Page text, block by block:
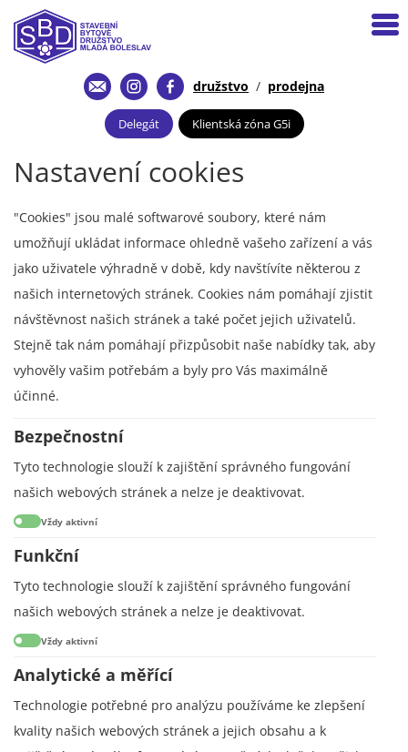
družstvo / prodejna
Delegát Klientská zóna G5i
Nastavení cookies
"Cookies" jsou malé softwarové soubory, které nám
umožňují ukládat informace ohledně vašeho zařízení a vás
jako uživatele výhradně v době, kdy navštívíte některou z
našich internetových stránek. Cookies nám pomáhají zjistit
návštěvnost našich stránek a také počet jejich uživatelů.
Stejně tak nám pomáhají přizpůsobit naše nabídky tak, aby
vyhověly vašim potřebám a byly pro Vás maximálně
účinné.
Bezpečnostní
Tyto technologie slouží k zajištění správného fungování
našich webových stránek a nelze je deaktivovat.
Vždy aktivní
Funkční
Tyto technologie slouží k zajištění správného fungování
našich webových stránek a nelze je deaktivovat.
Vždy aktivní
Analytické a měřící
Technologie potřebné pro analýzu používáme ke zlepšení
kvality našich webových stránek a jejich obsahu a k